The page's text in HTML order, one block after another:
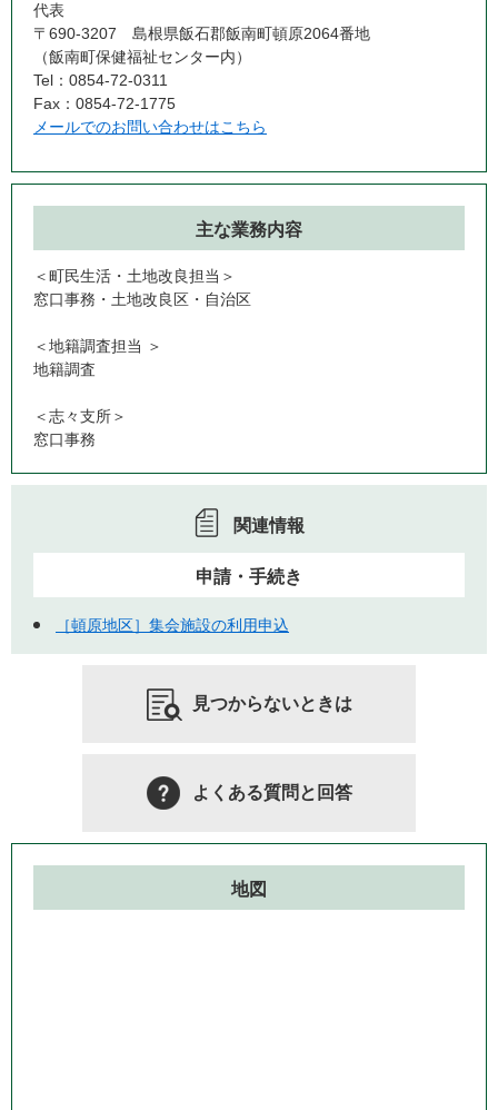
代表
〒690-3207 島根県飯石郡飯南町頓原2064番地
（飯南町保健福祉センター内）
Tel：0854-72-0311
Fax：0854-72-1775
メールでのお問い合わせはこちら
主な業務内容
＜町民生活・土地改良担当＞
窓口事務・土地改良区・自治区
＜地籍調査担当 ＞
地籍調査
＜志々支所＞
窓口事務
関連情報
申請・手続き
［頓原地区］集会施設の利用申込
見つからないときは
よくある質問と回答
地図